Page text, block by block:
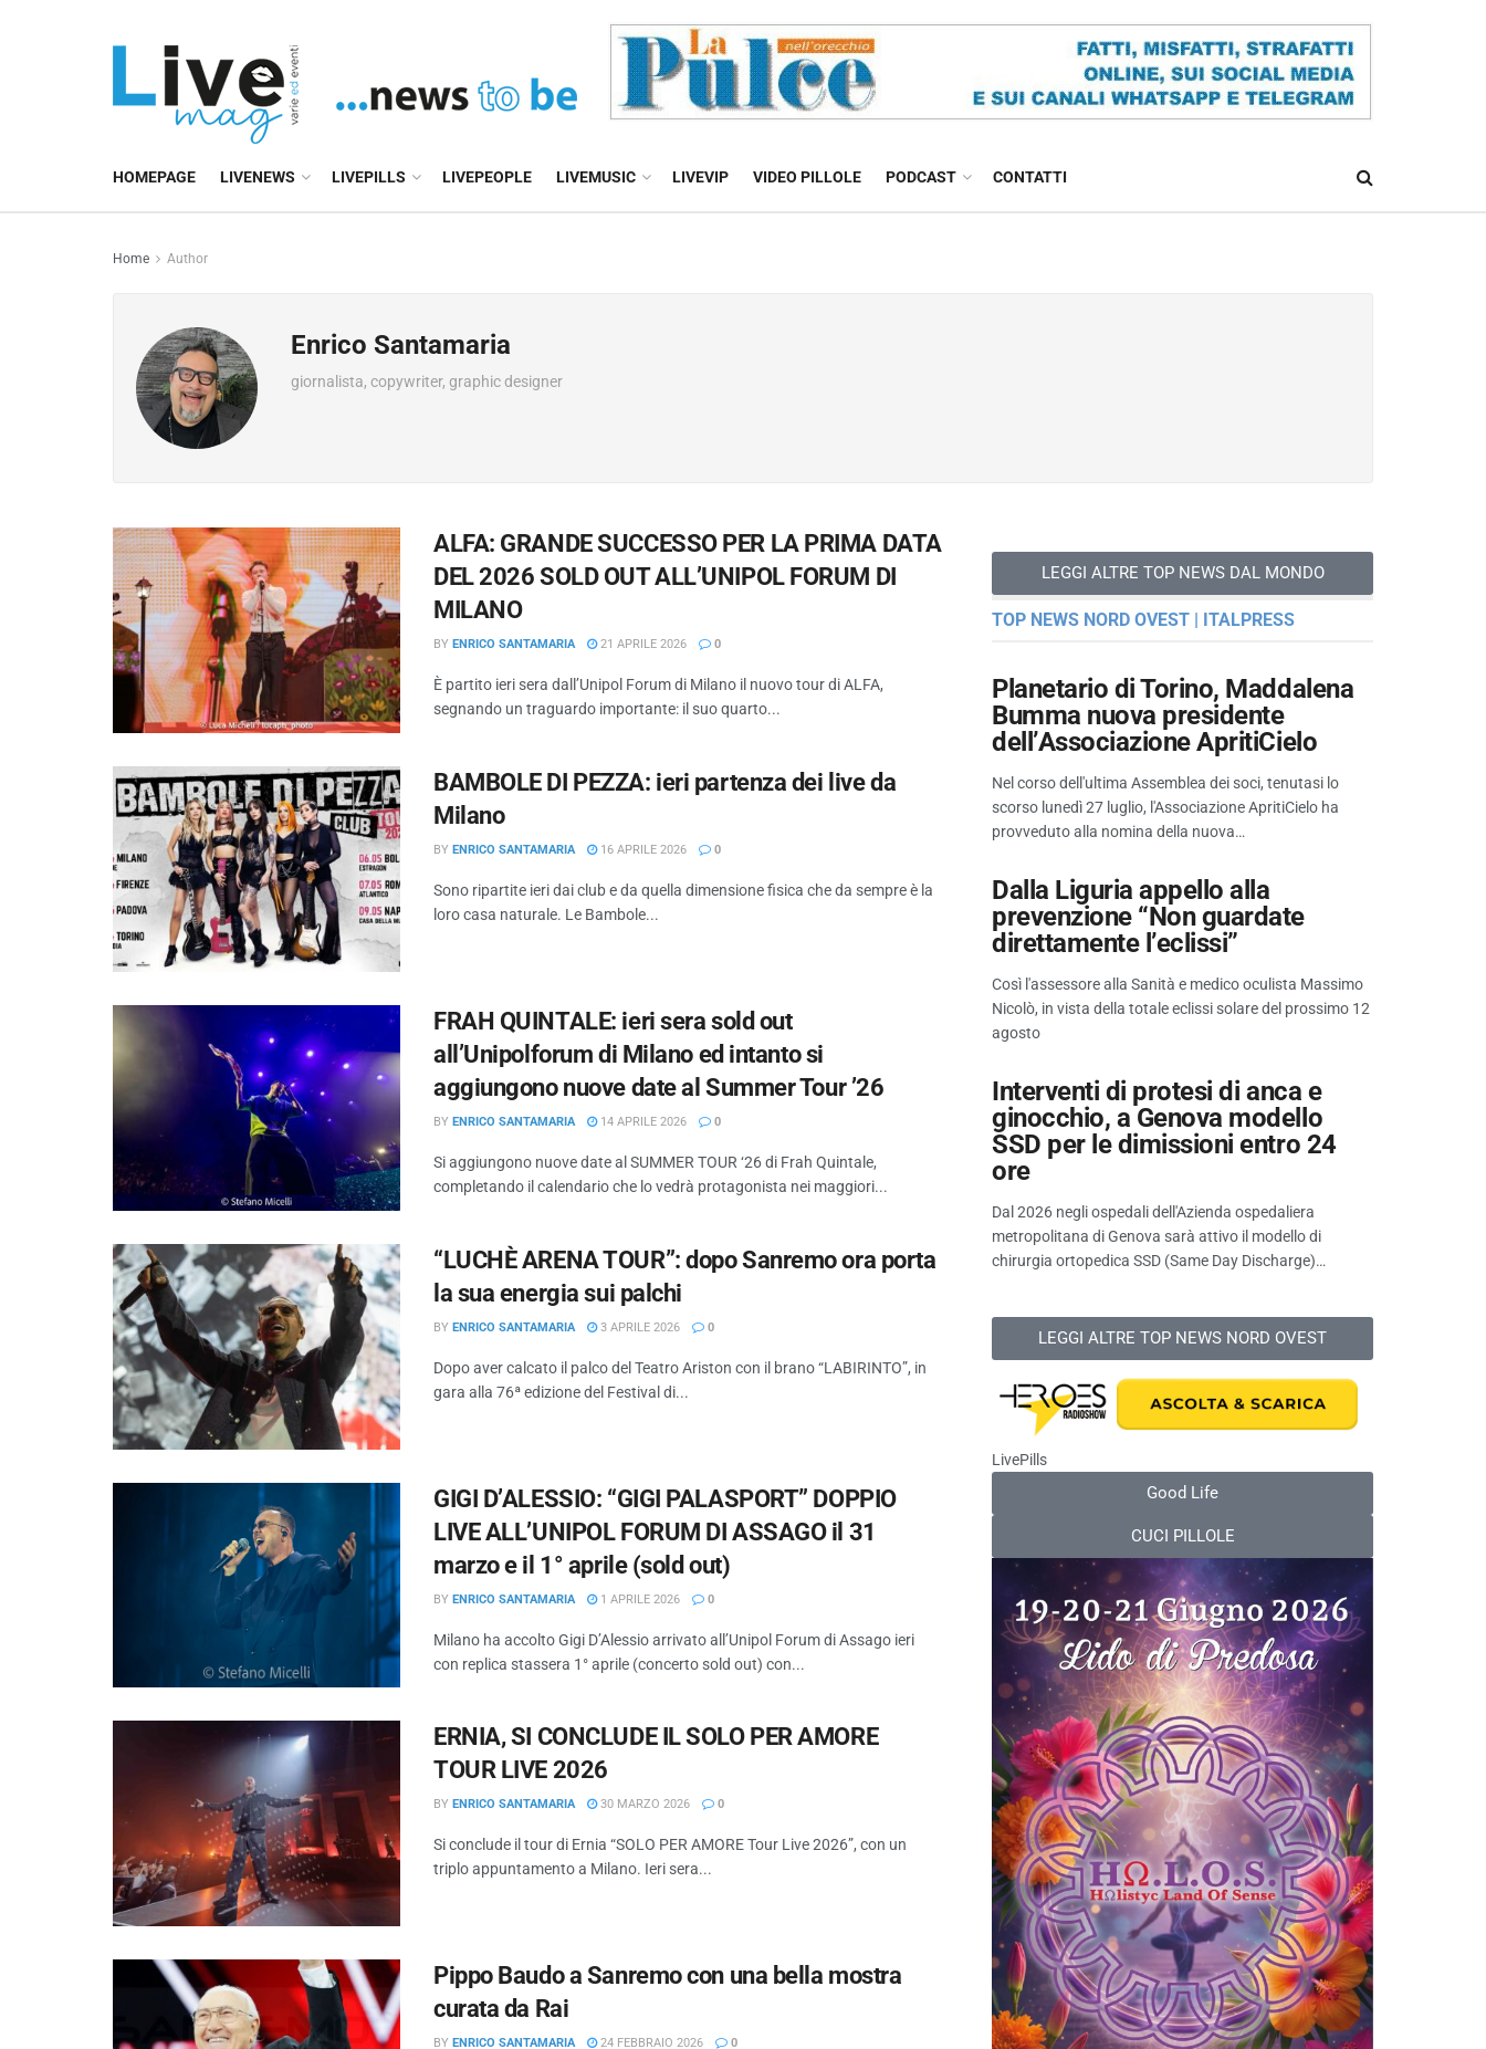
HOMEPAGE LIVENEWS LIVEPILLS LIVEPEOPLE LIVEMUSIC LIVEVIP VIDEO PILLOLE PODCAST CONTATTI
Home Author
Enrico Santamaria
giornalista, copywriter, graphic designer
ALFA: GRANDE SUCCESSO PER LA PRIMA DATA
DEL 2026 SOLD OUT ALL’UNIPOL FORUM DI
MILANO
BY ENRICO SANTAMARIA 21 APRILE 2026 0
È partito ieri sera dall’Unipol Forum di Milano il nuovo tour di ALFA,
segnando un traguardo importante: il suo quarto...
BAMBOLE DI PEZZA: ieri partenza dei live da
Milano
BY ENRICO SANTAMARIA 16 APRILE 2026 0
Sono ripartite ieri dai club e da quella dimensione fisica che da sempre è la
loro casa naturale. Le Bambole...
FRAH QUINTALE: ieri sera sold out
all’Unipolforum di Milano ed intanto si
aggiungono nuove date al Summer Tour ’26
BY ENRICO SANTAMARIA 14 APRILE 2026 0
Si aggiungono nuove date al SUMMER TOUR ‘26 di Frah Quintale,
completando il calendario che lo vedrà protagonista nei maggiori...
“LUCHÈ ARENA TOUR”: dopo Sanremo ora porta
la sua energia sui palchi
BY ENRICO SANTAMARIA 3 APRILE 2026 0
Dopo aver calcato il palco del Teatro Ariston con il brano “LABIRINTO”, in
gara alla 76ª edizione del Festival di...
GIGI D’ALESSIO: “GIGI PALASPORT” DOPPIO
LIVE ALL’UNIPOL FORUM DI ASSAGO il 31
marzo e il 1° aprile (sold out)
BY ENRICO SANTAMARIA 1 APRILE 2026 0
Milano ha accolto Gigi D’Alessio arrivato all’Unipol Forum di Assago ieri
con replica stassera 1° aprile (concerto sold out) con...
ERNIA, SI CONCLUDE IL SOLO PER AMORE
TOUR LIVE 2026
BY ENRICO SANTAMARIA 30 MARZO 2026 0
Si conclude il tour di Ernia “SOLO PER AMORE Tour Live 2026”, con un
triplo appuntamento a Milano. Ieri sera...
Pippo Baudo a Sanremo con una bella mostra
curata da Rai
BY ENRICO SANTAMARIA 24 FEBBRAIO 2026 0
LEGGI ALTRE TOP NEWS DAL MONDO
TOP NEWS NORD OVEST | ITALPRESS
Planetario di Torino, Maddalena
Bumma nuova presidente
dell’Associazione ApritiCielo
Nel corso dell'ultima Assemblea dei soci, tenutasi lo
scorso lunedì 27 luglio, l'Associazione ApritiCielo ha
provveduto alla nomina della nuova…
Dalla Liguria appello alla
prevenzione “Non guardate
direttamente l’eclissi”
Così l'assessore alla Sanità e medico oculista Massimo
Nicolò, in vista della totale eclissi solare del prossimo 12
agosto
Interventi di protesi di anca e
ginocchio, a Genova modello
SSD per le dimissioni entro 24
ore
Dal 2026 negli ospedali dell'Azienda ospedaliera
metropolitana di Genova sarà attivo il modello di
chirurgia ortopedica SSD (Same Day Discharge)…
LEGGI ALTRE TOP NEWS NORD OVEST
LivePills
Good Life
CUCI PILLOLE